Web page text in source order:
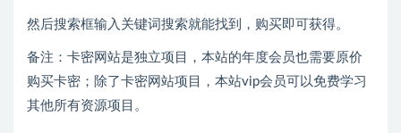
然后搜索框输入关键词搜索就能找到，购买即可获得。
备注：卡密网站是独立项目，本站的年度会员也需要原价
购买卡密；除了卡密网站项目，本站vip会员可以免费学习
其他所有资源项目。